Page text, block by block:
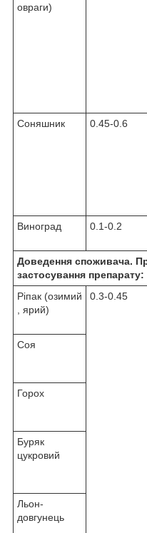
овраги)
Соняшник 0.45-0.6
Виноград
0.1-0.2
Доведення споживача.
застосування препарату:
Ріпак (озимий
, ярий)
0.3-0.45
Соя
Горох
Буряк
цукровий
Льон-
довгунець